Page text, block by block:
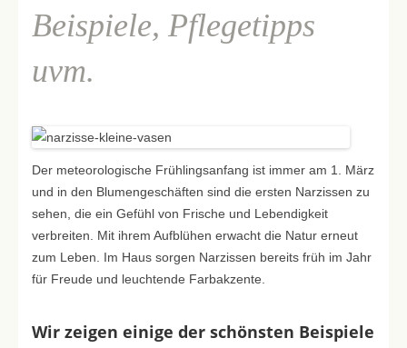
Beispiele, Pflegetipps
uvm.
Der meteorologische Frühlingsanfang ist immer am 1. März
und in den Blumengeschäften sind die ersten Narzissen zu
sehen, die ein Gefühl von Frische und Lebendigkeit
verbreiten. Mit ihrem Aufblühen erwacht die Natur erneut
zum Leben. Im Haus sorgen Narzissen bereits früh im Jahr
für Freude und leuchtende Farbakzente.
Wir zeigen einige der schönsten Beispiele